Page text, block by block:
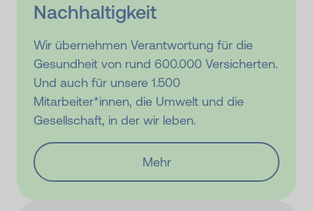
Nachhaltigkeit
Wir übernehmen Verantwortung für die
Gesundheit von rund 600.000 Versicherten.
Und auch für unsere 1.500
Mitarbeiter*innen, die Umwelt und die
Gesellschaft, in der wir leben.
Mehr